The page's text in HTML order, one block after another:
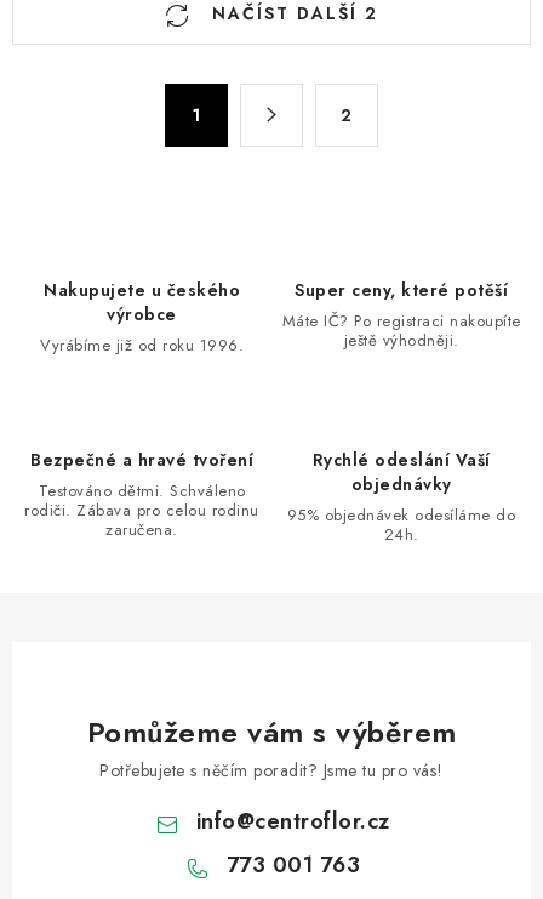
NAČÍST DALŠÍ 2
1 2
Nakupujete u českého
výrobce
Vyrábíme již od roku 1996.
Super ceny, které potěší
Máte IČ? Po registraci nakoupíte
ještě výhodněji.
Bezpečné a hravé tvoření
Testováno dětmi. Schváleno
rodiči. Zábava pro celou rodinu
zaručena.
Rychlé odeslání Vaší
objednávky
95% objednávek odesíláme do
24h.
Pomůžeme vám s výběrem
Potřebujete s něčím poradit? Jsme tu pro vás!
info@centroflor.cz
773 001 763